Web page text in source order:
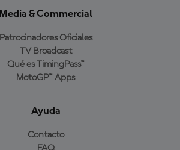
Media & Commercial
Patrocinadores Oficiales
TV Broadcast
Qué es TimingPass™
MotoGP™ Apps
Ayuda
Contacto